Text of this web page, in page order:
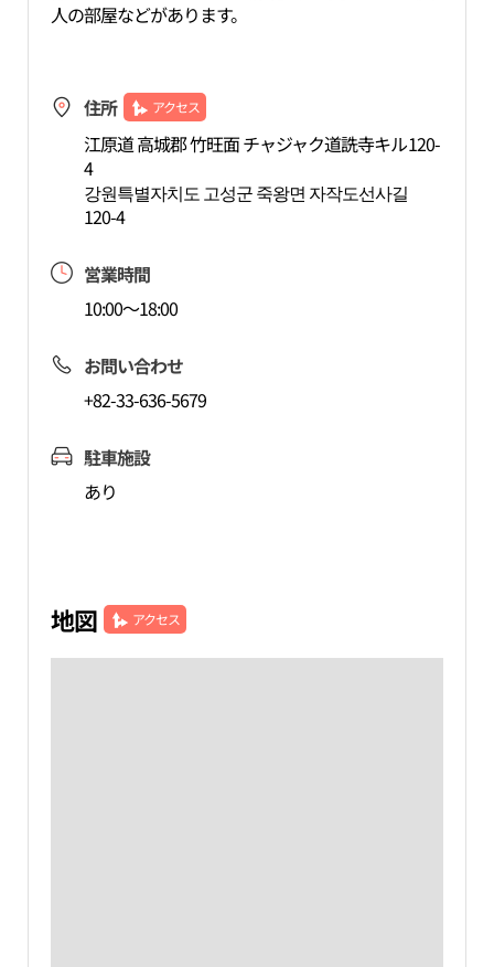
人の部屋などがあります。
住所 アクセス
江原道 高城郡 竹旺面 チャジャク道詵寺キル120-
4
강원특별자치도 고성군 죽왕면 자작도선사길
120-4
営業時間
10:00～18:00
お問い合わせ
+82-33-636-5679
駐車施設
あり
地図 アクセス